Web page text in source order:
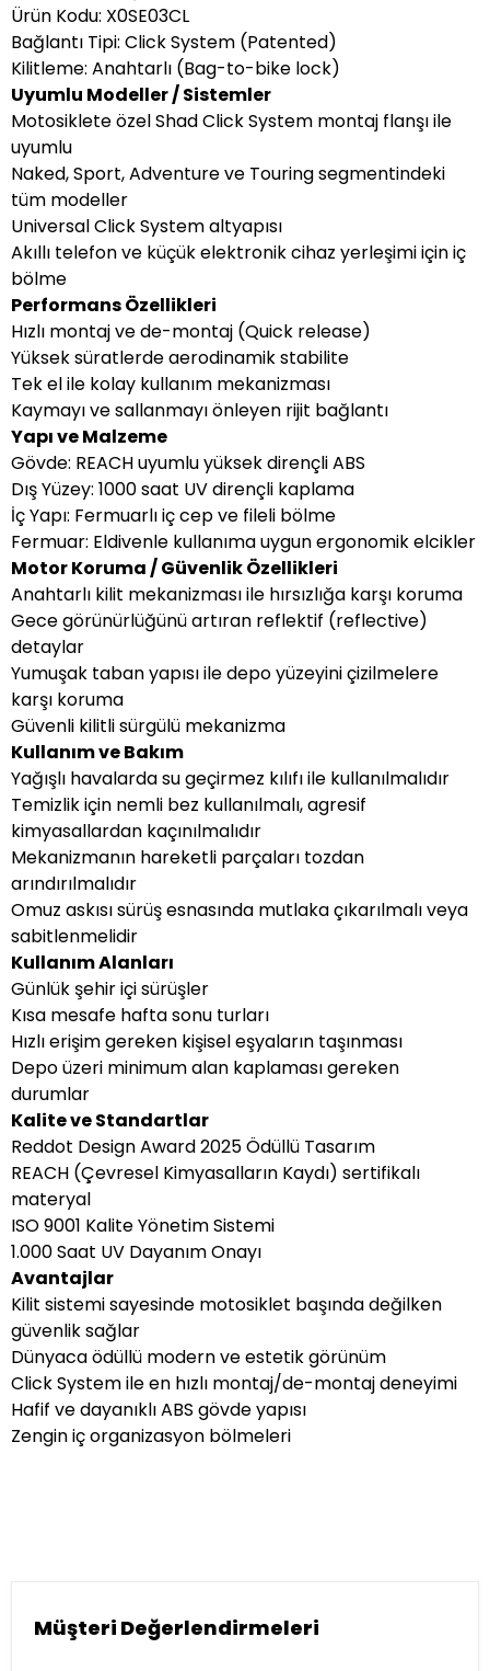
Ürün Kodu: X0SE03CL
Bağlantı Tipi: Click System (Patented)
Kilitleme: Anahtarlı (Bag-to-bike lock)
Uyumlu Modeller / Sistemler
Motosiklete özel Shad Click System montaj flanşı ile
uyumlu
Naked, Sport, Adventure ve Touring segmentindeki
tüm modeller
Universal Click System altyapısı
Akıllı telefon ve küçük elektronik cihaz yerleşimi için iç
bölme
Performans Özellikleri
Hızlı montaj ve de-montaj (Quick release)
Yüksek süratlerde aerodinamik stabilite
Tek el ile kolay kullanım mekanizması
Kaymayı ve sallanmayı önleyen rijit bağlantı
Yapı ve Malzeme
Gövde: REACH uyumlu yüksek dirençli ABS
Dış Yüzey: 1000 saat UV dirençli kaplama
İç Yapı: Fermuarlı iç cep ve fileli bölme
Fermuar: Eldivenle kullanıma uygun ergonomik elcikler
Motor Koruma / Güvenlik Özellikleri
Anahtarlı kilit mekanizması ile hırsızlığa karşı koruma
Gece görünürlüğünü artıran reflektif (reflective)
detaylar
Yumuşak taban yapısı ile depo yüzeyini çizilmelere
karşı koruma
Güvenli kilitli sürgülü mekanizma
Kullanım ve Bakım
Yağışlı havalarda su geçirmez kılıfı ile kullanılmalıdır
Temizlik için nemli bez kullanılmalı, agresif
kimyasallardan kaçınılmalıdır
Mekanizmanın hareketli parçaları tozdan
arındırılmalıdır
Omuz askısı sürüş esnasında mutlaka çıkarılmalı veya
sabitlenmelidir
Kullanım Alanları
Günlük şehir içi sürüşler
Kısa mesafe hafta sonu turları
Hızlı erişim gereken kişisel eşyaların taşınması
Depo üzeri minimum alan kaplaması gereken
durumlar
Kalite ve Standartlar
Reddot Design Award 2025 Ödüllü Tasarım
REACH (Çevresel Kimyasalların Kaydı) sertifikalı
materyal
ISO 9001 Kalite Yönetim Sistemi
1.000 Saat UV Dayanım Onayı
Avantajlar
Kilit sistemi sayesinde motosiklet başında değilken
güvenlik sağlar
Dünyaca ödüllü modern ve estetik görünüm
Click System ile en hızlı montaj/de-montaj deneyimi
Hafif ve dayanıklı ABS gövde yapısı
Zengin iç organizasyon bölmeleri
Müşteri Değerlendirmeleri